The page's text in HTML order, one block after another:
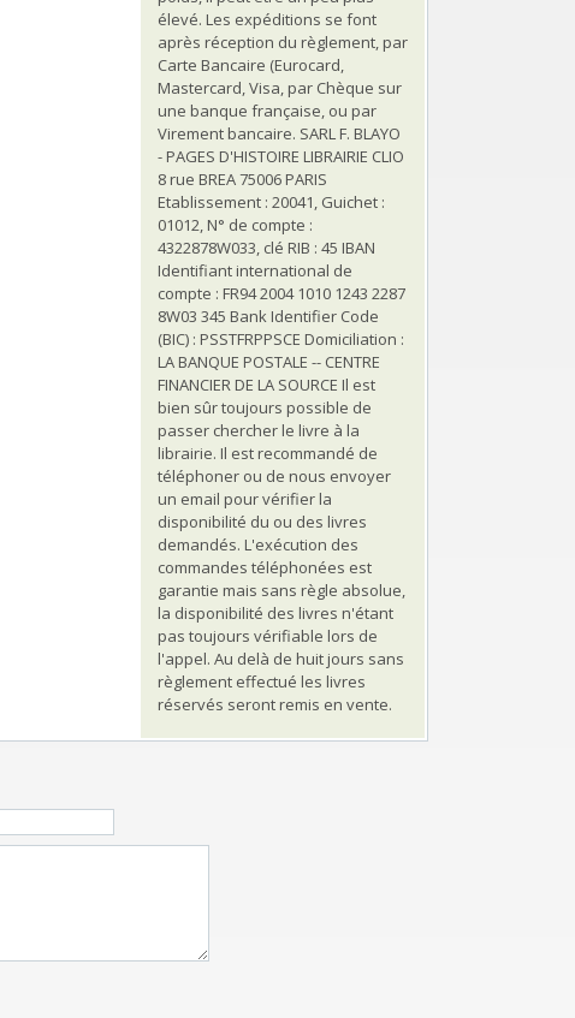
élevé. Les expéditions se font
après réception du règlement, par
Carte Bancaire (Eurocard,
Mastercard, Visa, par Chèque sur
une banque française, ou par
Virement bancaire. SARL F. BLAYO
- PAGES D'HISTOIRE LIBRAIRIE CLIO
8 rue BREA 75006 PARIS
Etablissement : 20041, Guichet :
01012, N° de compte :
4322878W033, clé RIB : 45 IBAN
Identifiant international de
compte : FR94 2004 1010 1243 2287
8W03 345 Bank Identifier Code
(BIC) : PSSTFRPPSCE Domiciliation :
LA BANQUE POSTALE -- CENTRE
FINANCIER DE LA SOURCE Il est
bien sûr toujours possible de
passer chercher le livre à la
librairie. Il est recommandé de
téléphoner ou de nous envoyer
un email pour vérifier la
disponibilité du ou des livres
demandés. L'exécution des
commandes téléphonées est
garantie mais sans règle absolue,
la disponibilité des livres n'étant
pas toujours vérifiable lors de
l'appel. Au delà de huit jours sans
règlement effectué les livres
réservés seront remis en vente.